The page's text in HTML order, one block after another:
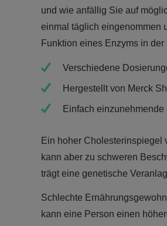
und wie anfällig Sie auf
einmal täglich eingenommen
Funktion eines Enzyms in
Verschiedene
Hergestellt von Merck
Einfach einzunehmende
Ein hoher Cholesterinspiegel
kann aber zu schweren
trägt eine genetische
Schlechte
kann eine Person einen